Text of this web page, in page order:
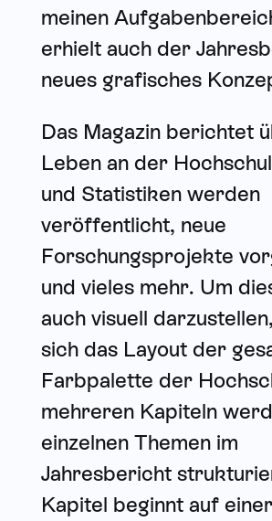
meinen
erhielt auch der
neues grafisches
Das Magazin berichtet
Leben an der
und Statistiken werden
veröffentlicht, neue
Forschungsprojekte
und vieles mehr. Um
auch visuell
sich das Layout der
Farbpalette der
mehreren Kapiteln
einzelnen Themen im
Jahresbericht
Kapitel beginnt auf